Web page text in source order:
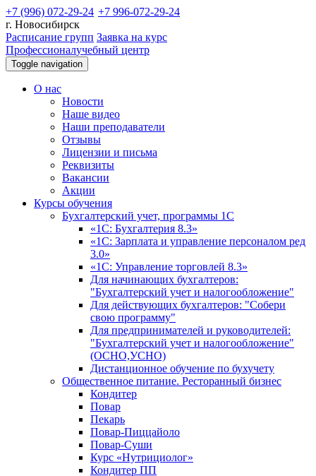
+7 (996) 072-29-24 +7 996-072-29-24
г. Новосибирск
Расписание групп Заявка на курс
Профессионалучебный центр
Toggle navigation
О нас
Новости
Наше видео
Наши преподаватели
Отзывы
Лицензии и письма
Реквизиты
Вакансии
Акции
Курсы обучения
Бухгалтерский учет, программы 1С
«1С: Бухгалтерия 8.3»
«1С: Зарплата и управление персоналом ред
3.0»
«1С: Управление торговлей 8.3»
Для начинающих бухгалтеров:
"Бухгалтерский учет и налогообложение"
Для действующих бухгалтеров: "Собери
свою программу"
Для предпринимателей и руководителей:
"Бухгалтерский учет и налогообложение"
(ОСНО,УСНО)
Дистанционное обучение по бухучету
Общественное питание. Ресторанный бизнес
Кондитер
Повар
Пекарь
Повар-Пиццайоло
Повар-Суши
Курс «Нутрициолог»
Кондитер ПП